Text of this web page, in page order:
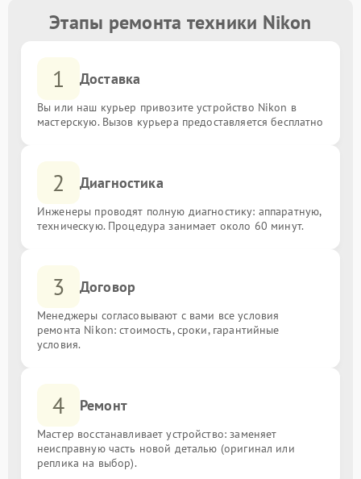
Этапы ремонта техники Nikon
1 Доставка
Вы или наш курьер привозите устройство Nikon в
мастерскую. Вызов курьера предоставляется бесплатно
2 Диагностика
Инженеры проводят полную диагностику: аппаратную,
техническую. Процедура занимает около 60 минут.
3 Договор
Менеджеры согласовывают с вами все условия
ремонта Nikon: стоимость, сроки, гарантийные
условия.
4 Ремонт
Мастер восстанавливает устройство: заменяет
неисправную часть новой деталью (оригинал или
реплика на выбор).